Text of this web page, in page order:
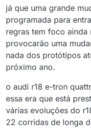
já que uma grande
programada para
regras tem foco ainda
provocarão uma
nada dos protótipos
próximo ano.
o audi r18 e-tron
essa era que está
várias evoluções do
22 corridas de longa